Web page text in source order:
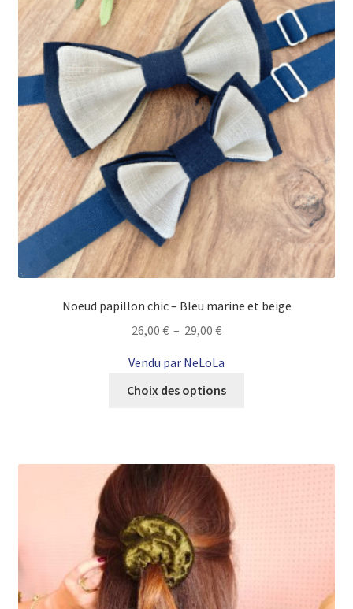
Noeud papillon chic – Bleu marine et beige
26,00 € – 29,00 €Plage
prix :
26,00 €
Vendu par NeLoLa
Choix des options